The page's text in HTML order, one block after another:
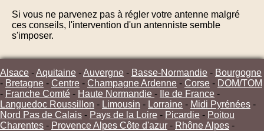
Si vous ne parvenez pas à régler votre antenne malgré
ces conseils, l'intervention d'un antenniste semble
s'imposer.
Alsace -Aquitaine -Auvergne - Basse-Normandie - Bourgogne
- Bretagne - Centre - Champagne Ardenne - Corse - DOM/TOM
- Franche Comté - Haute Normandie - Ile de France -
Languedoc Roussillon - Limousin - Lorraine - Midi Pyrénées -
Nord Pas de Calais - Pays de la Loire - Picardie - Poitou
Charentes - Provence Alpes Côte d'azur - Rhône Alpes -